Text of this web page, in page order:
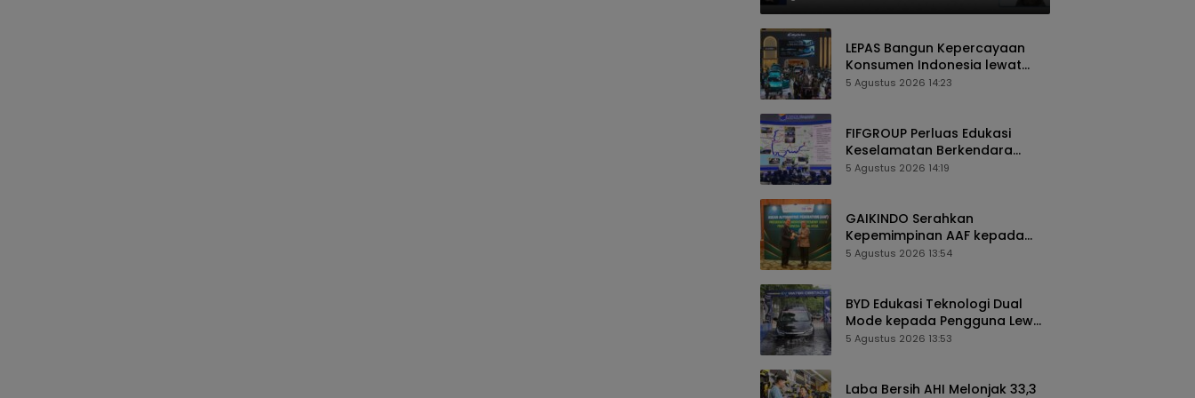
LEPAS Bangun Kepercayaan
Konsumen Indonesia lewat
Pengalaman Berkendara
5 Agustus 2026 14:23
FIFGROUP Perluas Edukasi
Keselamatan Berkendara
Lewat Program FABL di GIIAS
5 Agustus 2026 14:19
GAIKINDO Serahkan
Kepemimpinan AAF kepada
Malaysia, Perkuat Kolaborasi
5 Agustus 2026 13:54
BYD Edukasi Teknologi Dual
Mode kepada Pengguna Lewat
Komunitas BEYOND di GIIAS
5 Agustus 2026 13:53
Laba Bersih AHI Melonjak 33,3